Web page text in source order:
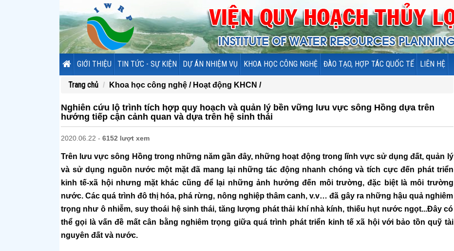
GIỚI THIỆU TIN TỨC - SỰ KIỆN DỰ ÁN NHIỆM VỤ KHOA HỌC CÔNG NGHỆ ĐÀO TẠO, HỢP TÁC QUỐC TẾ LIÊN HỆ
Trang chủ Khoa học công nghệ / Hoạt động KHCN /
Nghiên cứu lộ trình tích hợp quy hoạch và quản lý bền vững lưu vực sông Hồng dựa trên
hướng tiếp cận cảnh quan và dựa trên hệ sinh thái
2020.06.22 - 6152 lượt xem
Trên lưu vực sông Hồng trong những năm gần đây, những hoạt động trong lĩnh vực sử dụng đất, quản lý
và sử dụng nguồn nước một mặt đã mang lại những tác động nhanh chóng và tích cực đến phát triển
kinh tế-xã hội nhưng mặt khác cũng để lại những ảnh hưởng đến môi trường, đặc biệt là môi trường
nước. Các quá trình đô thị hóa, phá rừng, nông nghiệp thâm canh, v.v… đã gây ra những hậu quả nghiêm
trọng như ô nhiễm, suy thoái hệ sinh thái, tăng lượng phát thải khí nhà kính, thiếu hụt nước ngọt...Đây có
thể gọi là vấn đề mất cân bằng nghiêm trọng giữa quá trình phát triển kinh tế xã hội với bảo tồn quỹ tài
nguyên đất và nước.